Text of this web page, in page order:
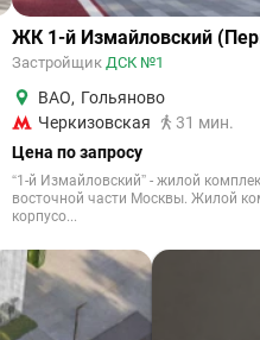
ЖК 1-й Измайловский
Застройщик ДСК №1
ВАО, Гольяново
Черкизовская
31 мин.
Цена по запросу
“1-й Измайловский” - жилой
восточной части Москвы. Жилой
корпусо...